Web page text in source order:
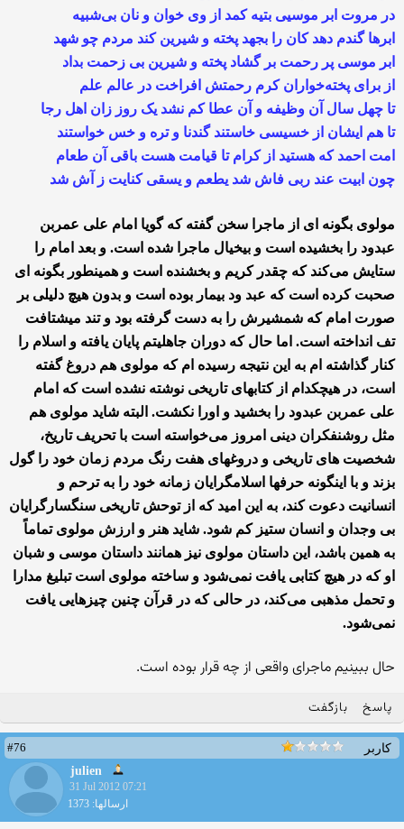
در مروت ابر موسیی بتیه کمد از وی خوان و نان بی‌شبیه
ابرها گندم دهد کان را بجهد پخته و شیرین کند مردم چو شهد
ابر موسی پر رحمت بر گشاد پخته و شیرین بی زحمت بداد
از برای پخته‌خواران کرم رحمتش افراخت در عالم علم
تا چهل سال آن وظیفه و آن عطا کم نشد یک روز زان اهل رجا
تا هم ایشان از خسیسی خاستند گندنا و تره و خس خواستند
امت احمد که هستید از کرام تا قیامت هست باقی آن طعام
چون ابیت عند ربی فاش شد یطعم و یسقی کنایت ز آش شد
مولوی بگونه ای از ماجرا سخن گفته که گویا امام علی عمربن
عبدود را بخشیده است و بیخیال ماجرا شده است. و بعد امام را
ستایش می‌کند که چقدر کریم و بخشنده است و همینطور بگونه ای
صحبت کرده است که عبد ود بیمار بوده است و بدون هیچ دلیلی بر
صورت امام که شمشیرش را به دست گرفته بود و تند میشتافت
تف انداخته است. اما حال که دوران جاهلیتم پایان یافته و اسلام را
کنار گذاشته ام به این نتیجه رسیده ام که مولوی هم دروغ گفته
است، در هیچکدام از کتابهای تاریخی نوشته نشده است که امام
علی عمربن عبدود را بخشید و اورا نکشت. البته شاید مولوی هم
مثل روشنفکران دینی امروز می‌خواسته است با تحریف تاریخ،
شخصیت های تاریخی و دروغهای هفت رنگ مردم زمان خود را گول
بزند و با اینگونه حرفها اسلامگرایان زمانه خود را به ترحم و
انسانیت دعوت کند، به این امید که از توحش تاریخی سنگسارگرایان
بی وجدان و انسان ستیز کم شود. شاید هنر و ارزش مولوی تماماً
به همین باشد، این داستان مولوی نیز همانند داستان موسی و شبان
او که در هیچ کتابی یافت نمی‌شود و ساخته مولوی است تبلیغ مدارا
و تحمل مذهبی می‌کند، در حالی که در قرآن چنین چیزهایی یافت
نمی‌شود.
حال ببینیم ماجرای واقعی از چه قرار بوده است.
پاسخ بازگفت
کاربر
#76
julien
31 Jul 2012 07:21
ارسالها: 1373